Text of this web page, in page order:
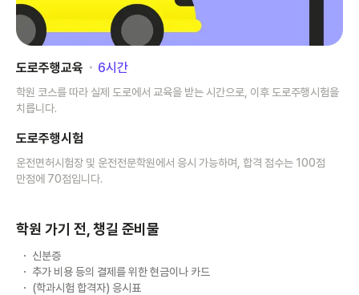
도로주행교육 ･ 6시간
학원 코스를 따라 실제 도로에서 교육을 받는 시간으로, 이후 도로주행시험을
치릅니다.
도로주행시험
운전면허시험장 및 운전전문학원에서 응시 가능하며, 합격 점수는 100점
만점에 70점입니다.
학원 가기 전, 챙길 준비물
신분증
추가 비용 등의 결제를 위한 현금이나 카드
(학과시험 합격자) 응시표